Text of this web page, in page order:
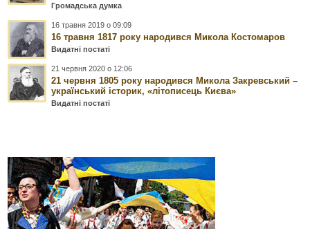
Громадська думка
16 травня 2019 о 09:09
16 травня 1817 року народився Микола Костомаров
Видатні постаті
21 червня 2020 о 12:06
21 червня 1805 року народився Микола Закревський –
український історик, «літописець Києва»
Видатні постаті